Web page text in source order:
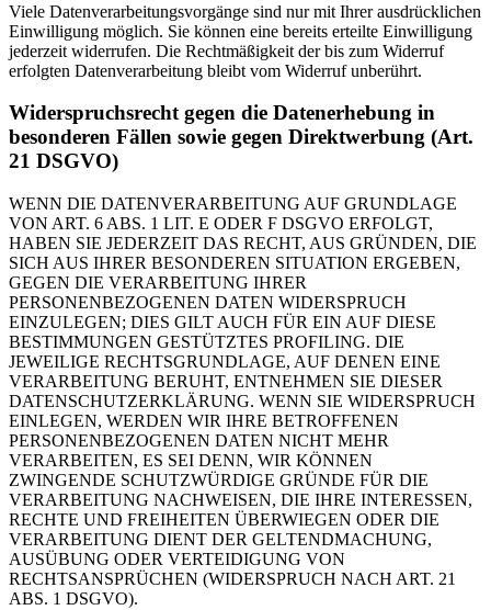
Viele Datenverarbeitungsvorgänge sind nur mit Ihrer ausdrücklichen
Einwilligung möglich. Sie können eine bereits erteilte Einwilligung
jederzeit widerrufen. Die Rechtmäßigkeit der bis zum Widerruf
erfolgten Datenverarbeitung bleibt vom Widerruf unberührt.
Widerspruchsrecht gegen die Datenerhebung in
besonderen Fällen sowie gegen Direktwerbung (Art.
21 DSGVO)
WENN DIE DATENVERARBEITUNG AUF GRUNDLAGE
VON ART. 6 ABS. 1 LIT. E ODER F DSGVO ERFOLGT,
HABEN SIE JEDERZEIT DAS RECHT, AUS GRÜNDEN, DIE
SICH AUS IHRER BESONDEREN SITUATION ERGEBEN,
GEGEN DIE VERARBEITUNG IHRER
PERSONENBEZOGENEN DATEN WIDERSPRUCH
EINZULEGEN; DIES GILT AUCH FÜR EIN AUF DIESE
BESTIMMUNGEN GESTÜTZTES PROFILING. DIE
JEWEILIGE RECHTSGRUNDLAGE, AUF DENEN EINE
VERARBEITUNG BERUHT, ENTNEHMEN SIE DIESER
DATENSCHUTZERKLÄRUNG. WENN SIE WIDERSPRUCH
EINLEGEN, WERDEN WIR IHRE BETROFFENEN
PERSONENBEZOGENEN DATEN NICHT MEHR
VERARBEITEN, ES SEI DENN, WIR KÖNNEN
ZWINGENDE SCHUTZWÜRDIGE GRÜNDE FÜR DIE
VERARBEITUNG NACHWEISEN, DIE IHRE INTERESSEN,
RECHTE UND FREIHEITEN ÜBERWIEGEN ODER DIE
VERARBEITUNG DIENT DER GELTENDMACHUNG,
AUSÜBUNG ODER VERTEIDIGUNG VON
RECHTSANSPRÜCHEN (WIDERSPRUCH NACH ART. 21
ABS. 1 DSGVO).